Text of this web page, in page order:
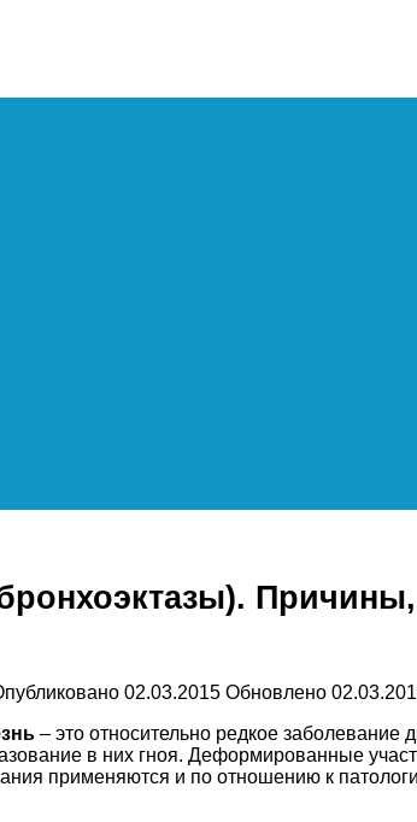
02.03.2015 Обновлено
– это относительно редкое
в них гноя. Деформированные
применяются и по отношению к